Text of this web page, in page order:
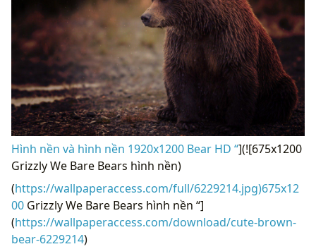
Hình nền và hình nền 1920x1200 Bear HD “](![675x1200
Grizzly We Bare Bears hình nền)
(https://wallpaperaccess.com/full/6229214.jpg)675x12
00 Grizzly We Bare Bears hình nền “]
(https://wallpaperaccess.com/download/cute-brown-
bear-6229214)